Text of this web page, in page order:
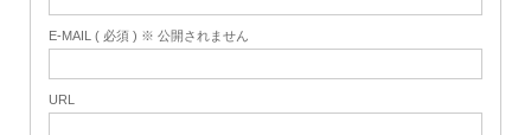
E-MAIL ( 必須 ) ※ 公開されません
URL